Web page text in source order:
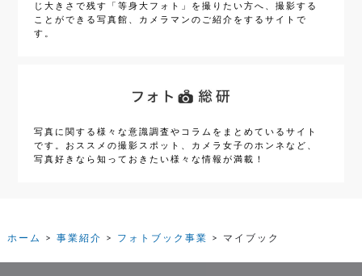
じ大きさで残す「等身大フォト」を撮りたい方へ、撮影する
ことができる写真館、カメラマンのご紹介をするサイトで
す。
写真に関する様々な意識調査やコラムをまとめているサイト
です。おススメの撮影スポット、カメラ女子のホンネなど、
写真好きなら知っておきたい様々な情報が満載！
ホーム 事業紹介 フォトブック事業 マイブック